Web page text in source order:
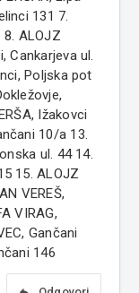
131 7.
8. ALOJZ
Cankarjeva ul.
Poljska pot
Ižakovci
10/a 13.
ul. 44 14.
15. ALOJZ
VEREŠ,
VIRAG,
Gančani
146